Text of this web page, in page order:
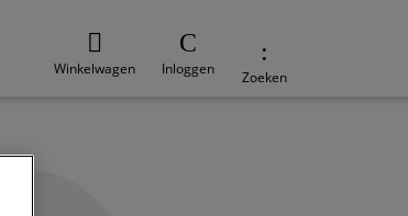
Winkelwagen Inloggen Zoeken